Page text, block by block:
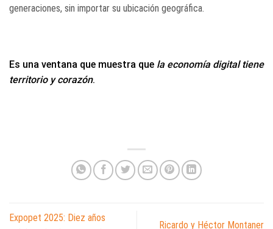
generaciones, sin importar su ubicación geográfica.
Es una ventana que muestra que la economía digital tiene
territorio y corazón.
Expopet 2025: Diez años
Ricardo y Héctor Montaner